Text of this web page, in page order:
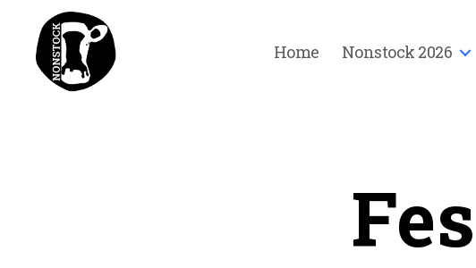
Home Nonstock 2026